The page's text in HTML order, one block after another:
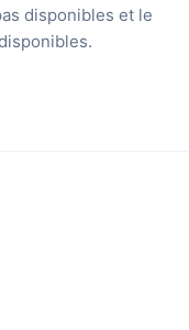
disponibles et le